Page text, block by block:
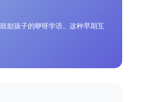
励孩子的咿呀学语。这种早期互